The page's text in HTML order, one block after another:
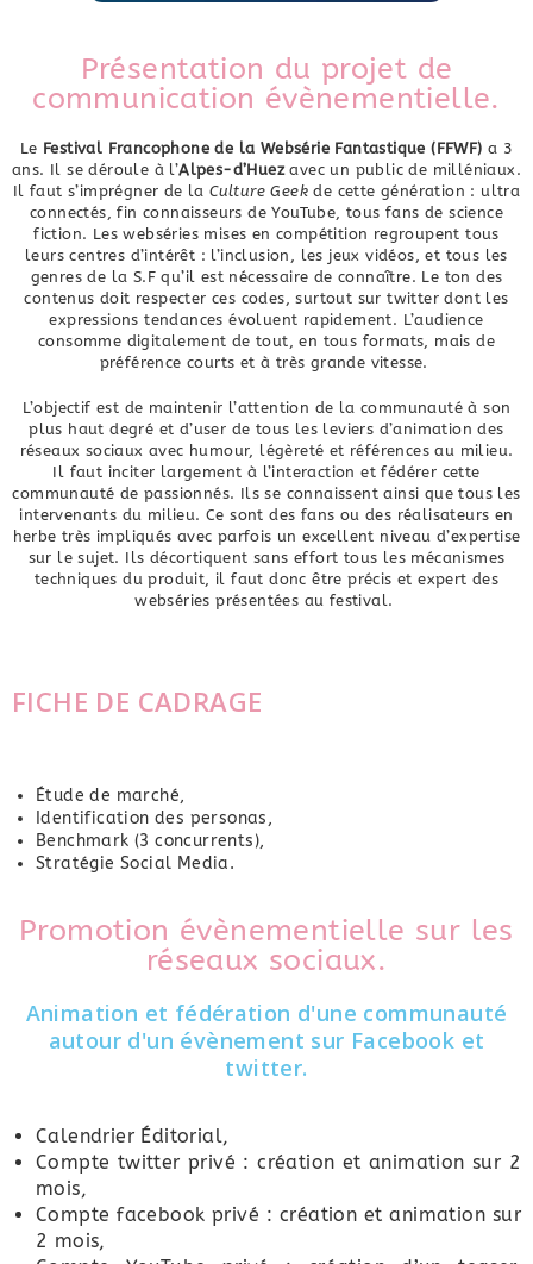
Présentation du projet de
communication évènementielle.
Le Festival Francophone de la Websérie Fantastique (FFWF) a 3
ans. Il se déroule à l’Alpes-d’Huezavec un public de milléniaux.
Il faut s’imprégner de laCulture Geek de cette génération : ultra
connectés, fin connaisseurs de YouTube, tous fans de science
fiction. Les webséries mises en compétition regroupent tous
leurs centres d’intérêt : l’inclusion, les jeux vidéos, et tous les
genres de la S.F qu’il est nécessaire de connaître. Le ton des
contenus doit respecter ces codes, surtout sur twitter dont les
expressions tendances évoluent rapidement. L’audience
consomme digitalement de tout, en tous formats, mais de
préférence courts et à très grande vitesse.
L’objectif est de maintenir l’attention de la communauté à son
plus haut degré et d’user de tous les leviers d’animation des
réseaux sociaux avec humour, légèreté et références au milieu.
Il faut inciter largement à l’interaction et fédérer cette
communauté de passionnés. Ils se connaissent ainsi que tous les
intervenants du milieu. Ce sont des fans ou des réalisateurs en
herbe très impliqués avec parfois un excellent niveau d’expertise
sur le sujet. Ils décortiquent sans effort tous les mécanismes
techniques du produit, il faut donc être précis et expert des
webséries présentées au festival.
FICHE DE CADRAGE
Étude de marché,
Identification des personas,
Benchmark (3 concurrents),
Stratégie Social Media.
Promotion évènementielle sur les
réseaux sociaux.
Animation et fédération d'une communauté
autour d'un évènement sur Facebook et
twitter.
Calendrier Éditorial,
Compte twitter privé : création et animation sur 2
mois,
Compte facebook privé : création et animation sur
2 mois,